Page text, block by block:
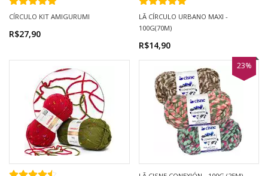
CÍRCULO KIT AMIGURUMI
R$27,90
LÃ CÍRCULO URBANO MAXI -
100G(70M)
R$14,90
23%